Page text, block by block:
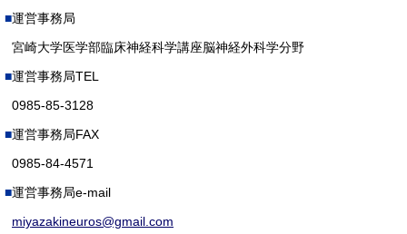
運営事務局
宮崎大学医学部臨床神経科学講座脳神経外科学分野
運営事務局TEL
0985-85-3128
運営事務局FAX
0985-84-4571
運営事務局e-mail
miyazakineuros@gmail.com